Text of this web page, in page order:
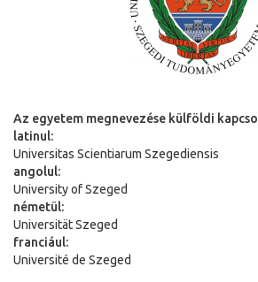
Az egyetem megnevezése külföldi
latinul:
Universitas Scientiarum Szegediensis
angolul:
University of Szeged
németül:
Universität Szeged
franciául:
Université de Szeged